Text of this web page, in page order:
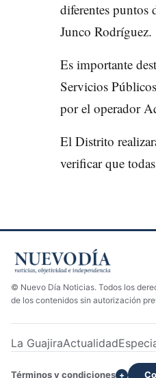
diferentes puntos
Junco Rodríguez.
Es importante
Servicios
por el operador
El Distrito
verificar que
© Nuevo Día Noticias. Todos los
de los contenidos sin autorización
La GuajiraActualidad
Términos y condiciones +